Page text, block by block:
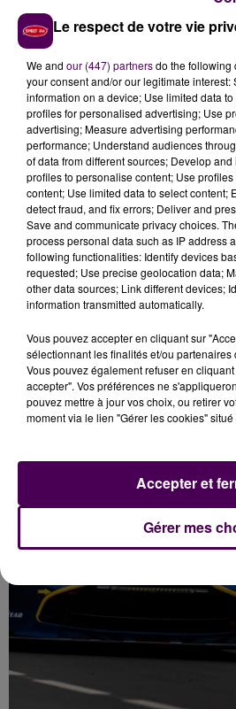
1. Oreca 07-Gibson #28 IDEC
Valerio Rinicella / Job Van Uitert
2. Oreca 07-Gibson #29
Louis Rousset / Esteban
3. Oreca 07-Gibson #24
Heinemeier Hansson / Edward
4. Oreca 07-Gibson #43 Inter
Jakub Smiechowski / Tom
5. Oreca 07-Gibson #4
George Kurtz / Alexander
6. Oreca 07-Gibson #30
/ Julien Andlauer / Richard
7. Oreca 07-Gibson #14 TDS
Mathias Beche / Kévin Estre
8. Oreca 07-Gibson #99 AO by
9. Oreca 07-Gibson #183 AF
/ Matthieu Vaxiviere / Ben
10. Oreca 07-Gibson #343 Inter
– Bijoy Carg / Reshad De Gérus
Le respect de votre vie
We and our (447) partnersdo the following
your consent and/or our legitimate interest:
information on a device; Use limited data
profiles for personalised advertising; Use
advertising; Measure advertising
performance; Understand audiences
of data from different sources; Develop
profiles to personalise content; Use
content; Use limited data to select content;
detect fraud, and fix errors; Deliver and
Save and communicate privacy choices.
process personal data such as IP address
following functionalities: Identify devices
requested; Use precise geolocation data;
other data sources; Link different devices;
information transmitted automatically.
Vous pouvez accepter en cliquant sur
sélectionnant les finalités et/ou partenaires
Vous pouvez également refuser en
accepter". Vos préférences ne
pouvez mettre à jour vos choix, ou retirer
moment via le lien "Gérer les cookies"
Gérer mes
Accepter et